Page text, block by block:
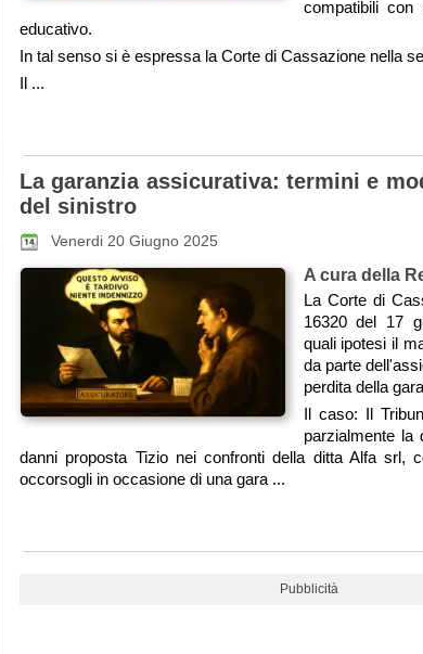
compatibili
educativo.
In tal senso si è espressa la Corte di Cassazione nella
Il ...
La garanzia assicurativa: termini e
del sinistro
Venerdi 20 Giugno 2025
A cura della
La Corte di
16320 del 17
quali ipotesi il
da parte
perdita della
Il caso: Il
parzialmente la
danni proposta Tizio nei confronti della ditta Alfa srl,
occorsogli in occasione di una gara ...
Pubblicità